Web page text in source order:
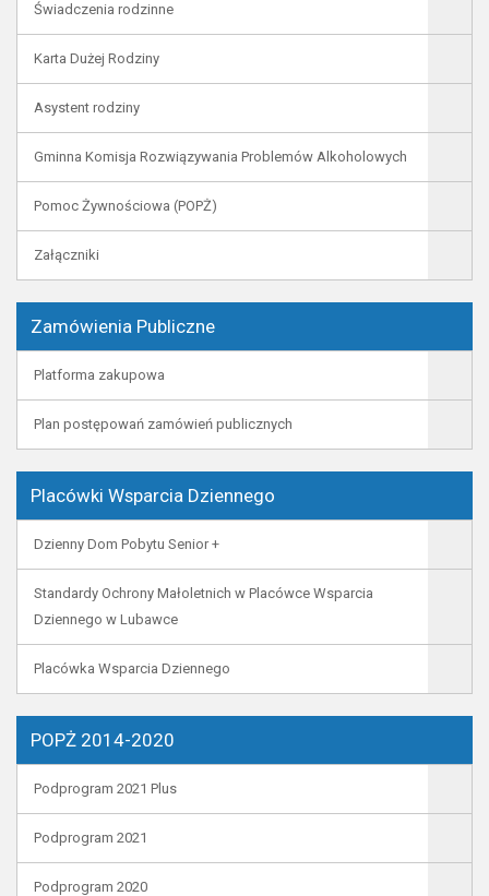
Świadczenia rodzinne
Karta Dużej Rodziny
Asystent rodziny
Gminna Komisja Rozwiązywania Problemów Alkoholowych
Pomoc Żywnościowa (POPŻ)
Załączniki
Zamówienia Publiczne
Platforma zakupowa
Plan postępowań zamówień publicznych
Placówki Wsparcia Dziennego
Dzienny Dom Pobytu Senior +
Standardy Ochrony Małoletnich w Placówce Wsparcia
Dziennego w Lubawce
Placówka Wsparcia Dziennego
POPŻ 2014-2020
Podprogram 2021 Plus
Podprogram 2021
Podprogram 2020